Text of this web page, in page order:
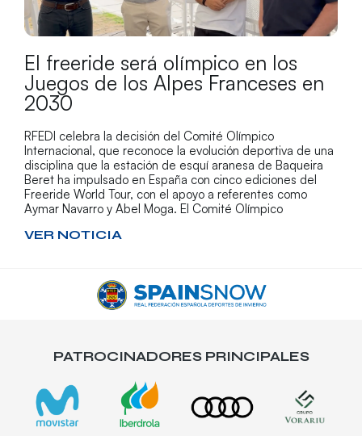
El freeride será olímpico en los
Juegos de los Alpes Franceses en
2030
RFEDI celebra la decisión del Comité Olímpico
Internacional, que reconoce la evolución deportiva de una
disciplina que la estación de esquí aranesa de Baqueira
Beret ha impulsado en España con cinco ediciones del
Freeride World Tour, con el apoyo a referentes como
Aymar Navarro y Abel Moga. El Comité Olímpico
VER NOTICIA
PATROCINADORES PRINCIPALES